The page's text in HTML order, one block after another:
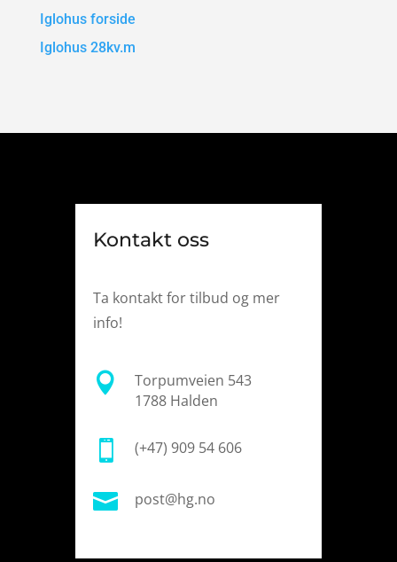
Iglohus forside
Iglohus 28kv.m
Kontakt oss
Ta kontakt for tilbud og mer
info!

Torpumveien 543
1788 Halden
 (+47) 909 54 606
 post@hg.no